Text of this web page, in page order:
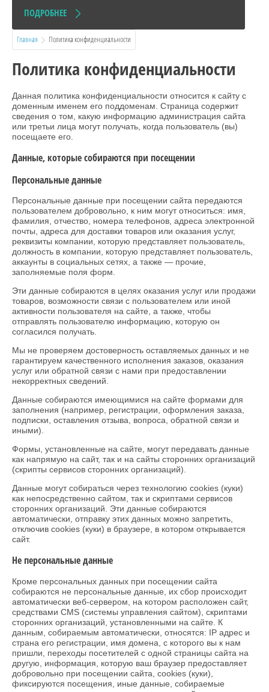
ПОДРОБНЕЕ
Главная
  Политика конфиденциальности
Политика конфиденциальности
Данная политика конфиденциальности относится к сайту с
доменным именем его поддоменам. Страница содержит
сведения о том, какую информацию администрация сайта
или третьи лица могут получать, когда пользователь (вы)
посещаете его.
Данные, которые собираются при посещении
Персональные данные
Персональные данные при посещении сайта передаются
пользователем добровольно, к ним могут относиться: имя,
фамилия, отчество, номера телефонов, адреса электронной
почты, адреса для доставки товаров или оказания услуг,
реквизиты компании, которую представляет пользователь,
должность в компании, которую представляет пользователь,
аккаунты в социальных сетях, а также — прочие,
заполняемые поля форм.
Эти данные собираются в целях оказания услуг или продажи
товаров, возможности связи с пользователем или иной
активности пользователя на сайте, а также, чтобы
отправлять пользователю информацию, которую он
согласился получать.
Мы не проверяем достоверность оставляемых данных и не
гарантируем качественного исполнения заказов, оказания
услуг или обратной связи с нами при предоставлении
некорректных сведений.
Данные собираются имеющимися на сайте формами для
заполнения (например, регистрации, оформления заказа,
подписки, оставления отзыва, вопроса, обратной связи и
иными).
Формы, установленные на сайте, могут передавать данные
как напрямую на сайт, так и на сайты сторонних организаций
(скрипты сервисов сторонних организаций).
Данные могут собираться через технологию cookies (куки)
как непосредственно сайтом, так и скриптами сервисов
сторонних организаций. Эти данные собираются
автоматически, отправку этих данных можно запретить,
отключив cookies (куки) в браузере, в котором открывается
сайт.
Не персональные данные
Кроме персональных данных при посещении сайта
собираются не персональные данные, их сбор происходит
автоматически веб-сервером, на котором расположен сайт,
средствами CMS (системы управления сайтом), скриптами
сторонних организаций, установленными на сайте. К
данным, собираемым автоматически, относятся: IP адрес и
страна его регистрации, имя домена, с которого вы к нам
пришли, переходы посетителей с одной страницы сайта на
другую, информация, которую ваш браузер предоставляет
добровольно при посещении сайта, cookies (куки),
фиксируются посещения, иные данные, собираемые